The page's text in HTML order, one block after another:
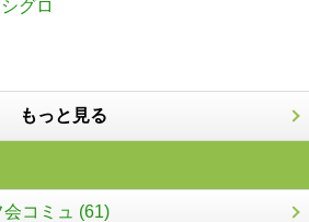
グロ
もっと見る
コミュ (61)